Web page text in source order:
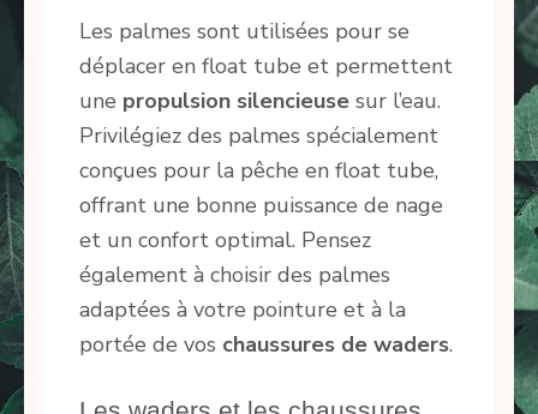
Les palmes sont utilisées pour se
déplacer en float tube et permettent
une propulsion silencieuse sur l’eau.
Privilégiez des palmes spécialement
conçues pour la pêche en float tube,
offrant une bonne puissance de nage
et un confort optimal. Pensez
également à choisir des palmes
adaptées à votre pointure et à la
portée de vos chaussures de waders.